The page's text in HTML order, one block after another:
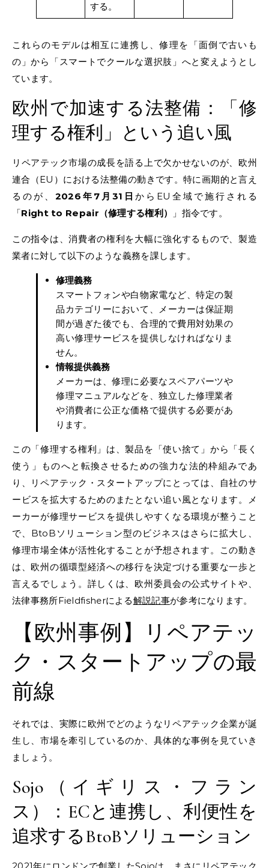
する。
これらのモデルは相互に連携し、修理を「面倒で古いも
の」から「スマートでクールな選択肢」へと変えようとし
ています。
欧州で加速する法整備：「修
理する権利」という追い風
リペアテック市場の成長を語る上で欠かせないのが、欧州
連合（EU）における法整備の動きです。特に画期的と言え
るのが、 2026年7月31日 からEU全域で施行される
「Right to Repair（修理する権利） 」指令です。
この指令は、消費者の権利を大幅に強化するもので、製造
業者に対して以下のような義務を課します。
修理義務
スマートフォンや白物家電など、特定の製
品カテゴリーにおいて、メーカーは保証期
間が過ぎた後でも、合理的で費用対効果の
高い修理サービスを提供しなければなりま
せん。
情報提供義務
メーカーは、修理に必要なスペアパーツや
修理マニュアルなどを、独立した修理業者
や消費者に公正な価格で提供する必要があ
ります。
この「修理する権利」は、製品を「使い捨て」から「長く
使う」ものへと転換させるための強力な法的枠組みであ
り、リペアテック・スタートアップにとっては、自社のサ
ービスを拡大するためのまたとない追い風となります。メ
ーカーが修理サービスを提供しやすくなる環境が整うこと
で、BtoBソリューション型のビジネスはさらに拡大し、
修理市場全体が活性化することが予想されます。この動き
は、欧州の循環型経済への移行を決定づける重要な一歩と
言えるでしょう。詳しくは、欧州委員会の公式サイトや、
法律事務所Fieldfisherによる解説記事が参考になります。
【欧州事例】リペアテッ
ク・スタートアップの最
前線
それでは、実際に欧州でどのようなリペアテック企業が誕
生し、市場を牽引しているのか、具体的な事例を見ていき
ましょう。
Sojo（イギリス・フラン
ス）：ECと連携し、利便性を
追求するBtoBソリューション